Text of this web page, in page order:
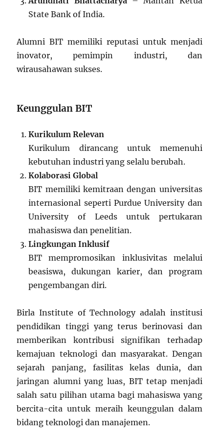
State Bank of India.
Alumni BIT memiliki reputasi untuk menjadi
inovator, pemimpin industri, dan
wirausahawan sukses.
Keunggulan BIT
Kurikulum Relevan
Kurikulum dirancang untuk memenuhi
kebutuhan industri yang selalu berubah.
Kolaborasi Global
BIT memiliki kemitraan dengan universitas
internasional seperti Purdue University dan
University of Leeds untuk pertukaran
mahasiswa dan penelitian.
Lingkungan Inklusif
BIT mempromosikan inklusivitas melalui
beasiswa, dukungan karier, dan program
pengembangan diri.
Birla Institute of Technology adalah institusi
pendidikan tinggi yang terus berinovasi dan
memberikan kontribusi signifikan terhadap
kemajuan teknologi dan masyarakat. Dengan
sejarah panjang, fasilitas kelas dunia, dan
jaringan alumni yang luas, BIT tetap menjadi
salah satu pilihan utama bagi mahasiswa yang
bercita-cita untuk meraih keunggulan dalam
bidang teknologi dan manajemen.